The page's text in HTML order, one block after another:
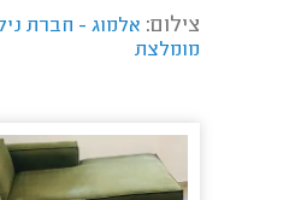
צילום: אלמוג - חברת
מומלצת